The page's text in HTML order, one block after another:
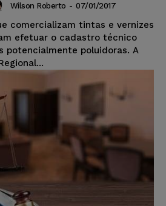
Wilson Roberto - 07/01/2017
comercializam tintas e vernizes
efetuar o cadastro técnico
potencialmente poluidoras. A